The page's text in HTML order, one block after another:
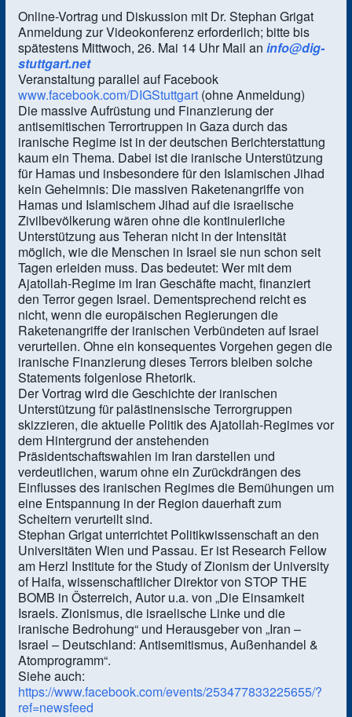
Online-Vortrag und Diskussion mit Dr. Stephan Grigat
Anmeldung zur Videokonferenz erforderlich; bitte bis
spätestens Mittwoch, 26. Mai 14 Uhr Mail an info@dig-
stuttgart.net
Veranstaltung parallel auf Facebook
www.facebook.com/DIGStuttgart(ohne Anmeldung)
Die massive Aufrüstung und Finanzierung der
antisemitischen Terrortruppen in Gaza durch das
iranische Regime ist in der deutschen Berichterstattung
kaum ein Thema. Dabei ist die iranische Unterstützung
für Hamas und insbesondere für den Islamischen Jihad
kein Geheimnis: Die massiven Raketenangriffe von
Hamas und Islamischem Jihad auf die israelische
Zivilbevölkerung wären ohne die kontinuierliche
Unterstützung aus Teheran nicht in der Intensität
möglich, wie die Menschen in Israel sie nun schon seit
Tagen erleiden muss. Das bedeutet: Wer mit dem
Ajatollah-Regime im Iran Geschäfte macht, finanziert
den Terror gegen Israel. Dementsprechend reicht es
nicht, wenn die europäischen Regierungen die
Raketenangriffe der iranischen Verbündeten auf Israel
verurteilen. Ohne ein konsequentes Vorgehen gegen die
iranische Finanzierung dieses Terrors bleiben solche
Statements folgenlose Rhetorik.
Der Vortrag wird die Geschichte der iranischen
Unterstützung für palästinensische Terrorgruppen
skizzieren, die aktuelle Politik des Ajatollah-Regimes vor
dem Hintergrund der anstehenden
Präsidentschaftswahlen im Iran darstellen und
verdeutlichen, warum ohne ein Zurückdrängen des
Einflusses des iranischen Regimes die Bemühungen um
eine Entspannung in der Region dauerhaft zum
Scheitern verurteilt sind.
Stephan Grigat unterrichtet Politikwissenschaft an den
Universitäten Wien und Passau. Er ist Research Fellow
am Herzl Institute for the Study of Zionism der University
of Haifa, wissenschaftlicher Direktor von STOP THE
BOMB in Österreich, Autor u.a. von „Die Einsamkeit
Israels. Zionismus, die israelische Linke und die
iranische Bedrohung“ und Herausgeber von „Iran –
Israel – Deutschland: Antisemitismus, Außenhandel &
Atomprogramm“.
Siehe auch:
https://www.facebook.com/events/253477833225655/?
ref=newsfeed